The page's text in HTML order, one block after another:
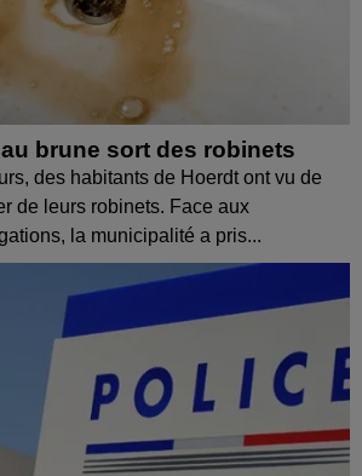
brune sort des robinets
des habitants de Hoerdt ont vu de
de leurs robinets. Face aux
la municipalité a pris...